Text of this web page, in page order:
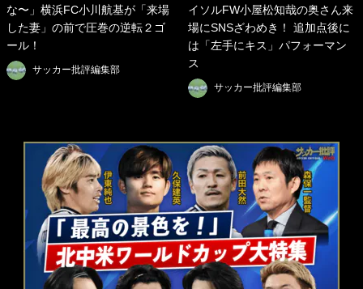
な〜」横浜FC小川航基が「来場
した妻」の前で圧巻の逆転２ゴ
ール！
サッカー批評編集部
イソルFW小屋松知哉の奥さん来
場にSNSざわめき！ 追加点後に
は「左手にキス」パフォーマン
ス
サッカー批評編集部